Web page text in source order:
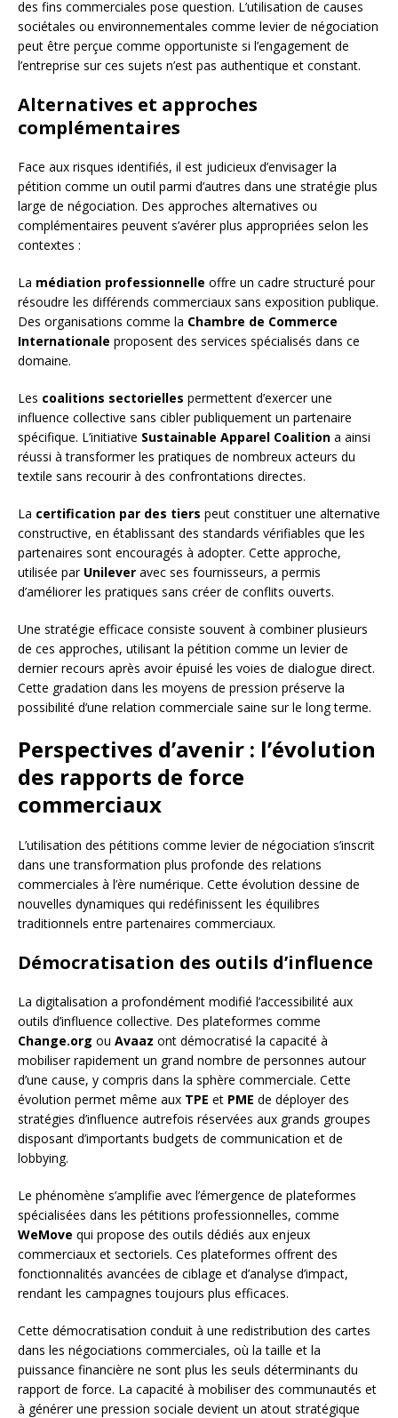
des fins commerciales pose question. L’utilisation de causes
sociétales ou environnementales comme levier de négociation
peut être perçue comme opportuniste si l’engagement de
l’entreprise sur ces sujets n’est pas authentique et constant.
Alternatives et approches
complémentaires
Face aux risques identifiés, il est judicieux d’envisager la
pétition comme un outil parmi d’autres dans une stratégie plus
large de négociation. Des approches alternatives ou
complémentaires peuvent s’avérer plus appropriées selon les
contextes :
La médiation professionnelle offre un cadre structuré pour
résoudre les différends commerciaux sans exposition publique.
Des organisations comme la Chambre de Commerce
Internationale proposent des services spécialisés dans ce
domaine.
Les coalitions sectorielles permettent d’exercer une
influence collective sans cibler publiquement un partenaire
spécifique. L’initiative Sustainable Apparel Coalition a ainsi
réussi à transformer les pratiques de nombreux acteurs du
textile sans recourir à des confrontations directes.
La certification par des tiers peut constituer une alternative
constructive, en établissant des standards vérifiables que les
partenaires sont encouragés à adopter. Cette approche,
utilisée par Unilever avec ses fournisseurs, a permis
d’améliorer les pratiques sans créer de conflits ouverts.
Une stratégie efficace consiste souvent à combiner plusieurs
de ces approches, utilisant la pétition comme un levier de
dernier recours après avoir épuisé les voies de dialogue direct.
Cette gradation dans les moyens de pression préserve la
possibilité d’une relation commerciale saine sur le long terme.
Perspectives d’avenir : l’évolution
des rapports de force
commerciaux
L’utilisation des pétitions comme levier de négociation s’inscrit
dans une transformation plus profonde des relations
commerciales à l’ère numérique. Cette évolution dessine de
nouvelles dynamiques qui redéfinissent les équilibres
traditionnels entre partenaires commerciaux.
Démocratisation des outils d’influence
La digitalisation a profondément modifié l’accessibilité aux
outils d’influence collective. Des plateformes comme
Change.org ou Avaaz ont démocratisé la capacité à
mobiliser rapidement un grand nombre de personnes autour
d’une cause, y compris dans la sphère commerciale. Cette
évolution permet même aux TPE et PME de déployer des
stratégies d’influence autrefois réservées aux grands groupes
disposant d’importants budgets de communication et de
lobbying.
Le phénomène s’amplifie avec l’émergence de plateformes
spécialisées dans les pétitions professionnelles, comme
WeMove qui propose des outils dédiés aux enjeux
commerciaux et sectoriels. Ces plateformes offrent des
fonctionnalités avancées de ciblage et d’analyse d’impact,
rendant les campagnes toujours plus efficaces.
Cette démocratisation conduit à une redistribution des cartes
dans les négociations commerciales, où la taille et la
puissance financière ne sont plus les seuls déterminants du
rapport de force. La capacité à mobiliser des communautés et
à générer une pression sociale devient un atout stratégique